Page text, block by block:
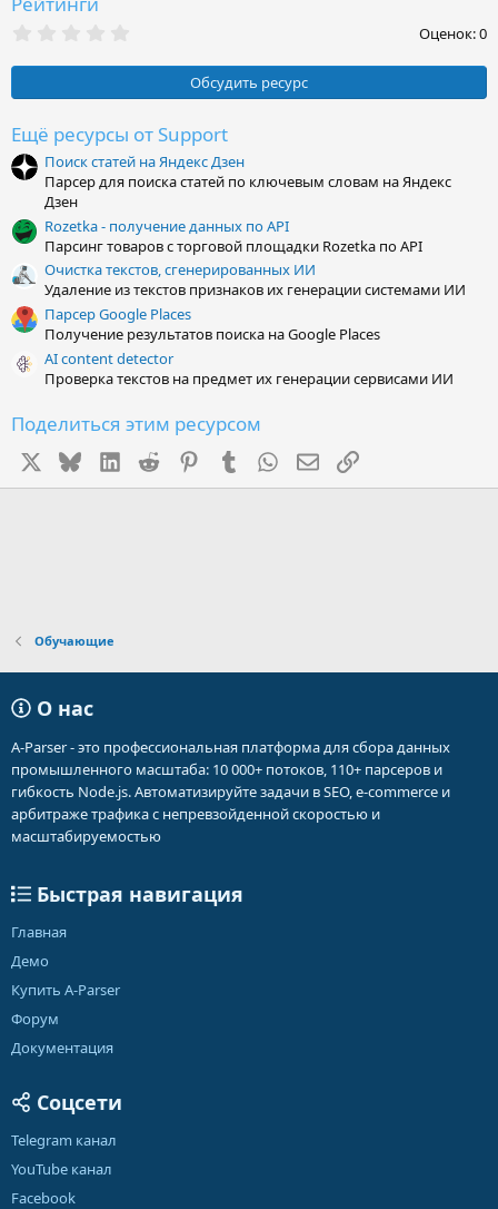
0
з
ё
з
д
Оценок: 0
Обсудить ресурс
Ещё ресурсы от Support
Поиск статей на Яндекс Дзен
Парсер для поиска статей по ключевым словам на Яндекс
Дзен
Rozetka - получение данных по API
Парсинг товаров с торговой площадки Rozetka по API
Очистка текстов, сгенерированных ИИ
Удаление из текстов признаков их генерации системами ИИ
Парсер Google Places
Получение результатов поиска на Google Places
AI content detector
Проверка текстов на предмет их генерации сервисами ИИ
Поделиться этим ресурсом
BlueskyLinkedIn
Reddit PinterestTumblr WhatsApp
Электронная почта
Ссылка
Обучающие
О нас
A-Parser - это профессиональная платформа для сбора данных
промышленного масштаба: 10 000+ потоков, 110+ парсеров и
гибкость Node.js. Автоматизируйте задачи в SEO, e-commerce и
арбитраже трафика с непревзойденной скоростью и
масштабируемостью
Быстрая навигация
Главная
Демо
Купить A-Parser
Форум
Документация
Соцсети
Telegram канал
YouTube канал
Facebook